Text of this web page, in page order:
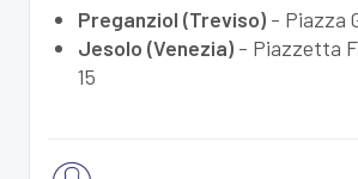
Preganziol (Treviso) - Piazza
Jesolo (Venezia) - Piazzetta
15